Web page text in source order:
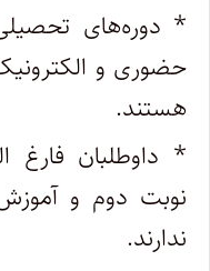
* دوره‌های
حضوری و
هستند.
* داوطلبان فارغ
نوبت دوم و
ندارند.